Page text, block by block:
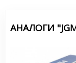
Все запчасти
АНАЛОГИ